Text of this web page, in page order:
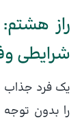
راز
شرایطی
یک فرد جذاب
را بدون